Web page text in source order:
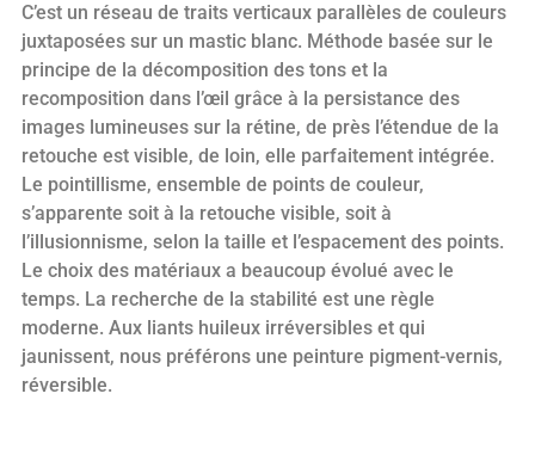
C’est un réseau de traits verticaux parallèles de couleurs
juxtaposées sur un mastic blanc. Méthode basée sur le
principe de la décomposition des tons et la
recomposition dans l’œil grâce à la persistance des
images lumineuses sur la rétine, de près l’étendue de la
retouche est visible, de loin, elle parfaitement intégrée.
Le pointillisme, ensemble de points de couleur,
s’apparente soit à la retouche visible, soit à
l’illusionnisme, selon la taille et l’espacement des points.
Le choix des matériaux a beaucoup évolué avec le
temps. La recherche de la stabilité est une règle
moderne. Aux liants huileux irréversibles et qui
jaunissent, nous préférons une peinture pigment-vernis,
réversible.